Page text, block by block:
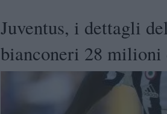
Juventus, i dettagli
bianconeri 28 milioni